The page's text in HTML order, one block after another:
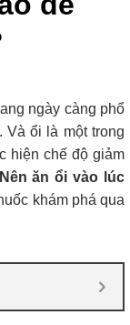
ngày càng phổ
Và ổi là một trong
hiện chế độ giảm
Nên ăn ổi vào lúc
khám phá qua